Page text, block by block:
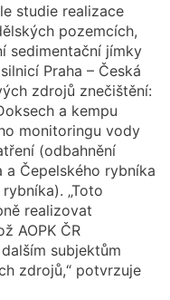
studie realizace
pozemcích,
sedimentační jímky
Praha – Česká
zdrojů znečištění:
a kempu
monitoringu vody
(odbahnění
Čepelského rybníka
„Toto
realizovat
AOPK ČR
subjektům
zdrojů,“ potvrzuje